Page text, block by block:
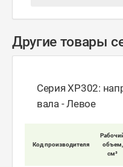
Другие товары
Серия XP302:
вала - Левое
Код производителя
объем,
см³